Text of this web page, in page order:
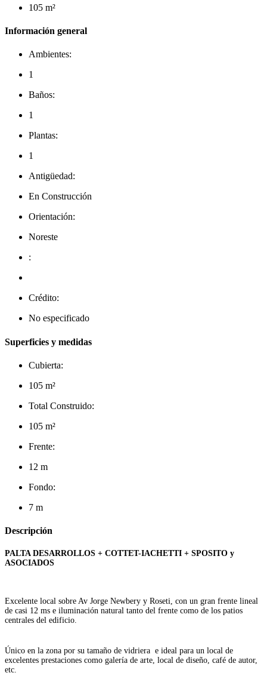
105 m²
Información general
Ambientes:
1
Baños:
1
Plantas:
1
Antigüedad:
En Construcción
Orientación:
Noreste
:
Crédito:
No especificado
Superficies y medidas
Cubierta:
105 m²
Total Construido:
105 m²
Frente:
12 m
Fondo:
7 m
Descripción
PALTA DESARROLLOS + COTTET-IACHETTI + SPOSITO y
ASOCIADOS
Excelente local sobre Av Jorge Newbery y Roseti, con un gran frente lineal
de casi 12 ms e iluminación natural tanto del frente como de los patios
centrales del edificio.
Único en la zona por su tamaño de vidriera e ideal para un local de
excelentes prestaciones como galería de arte, local de diseño, café de autor,
etc.